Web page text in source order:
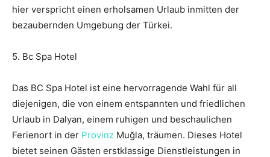
hier verspricht einen erholsamen Urlaub inmitten der
bezaubernden Umgebung der Türkei.
5. Bc Spa Hotel
Das BC Spa Hotel ist eine hervorragende Wahl für all
diejenigen, die von einem entspannten und friedlichen
Urlaub in Dalyan, einem ruhigen und beschaulichen
Ferienort in der Provinz Muğla, träumen. Dieses Hotel
bietet seinen Gästen erstklassige Dienstleistungen in